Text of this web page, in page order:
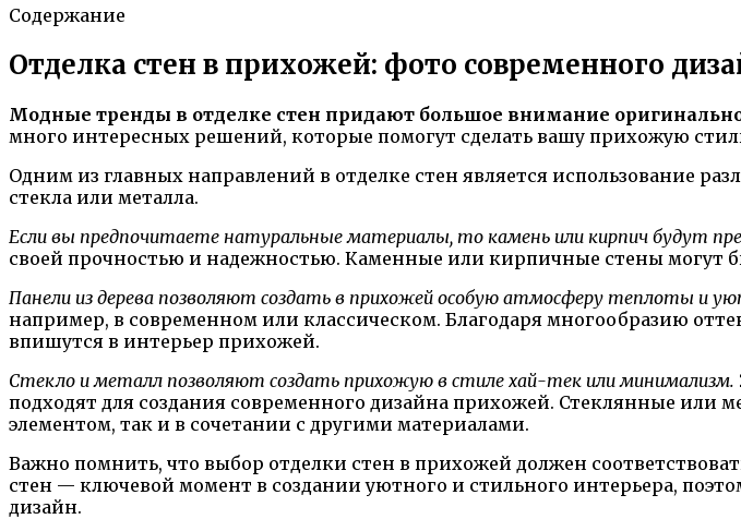
Содержание
Отделка стен в прихожей: фото современного
Модные тренды в отделке стен придают большое внимание
много интересных решений, которые помогут сделать вашу прихожую
Одним из главных направлений в отделке стен является использование
стекла или металла.
Если вы предпочитаете натуральные материалы, то камень или кирпич будут
своей прочностью и надежностью. Каменные или кирпичные стены могут
Панели из дерева позволяют создать в прихожей особую атмосферу теплоты и
например, в современном или классическом. Благодаря многообразию
впишутся в интерьер прихожей.
Стекло и металл позволяют создать прихожую в стиле хай-тек или минимализм.
подходят для создания современного дизайна прихожей. Стеклянные или
элементом, так и в сочетании с другими материалами.
Важно помнить, что выбор отделки стен в прихожей должен
стен — ключевой момент в создании уютного и стильного интерьера,
дизайн.